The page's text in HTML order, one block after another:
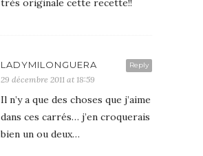
très originale cette recette!!
Reply
LADYMILONGUERA
29 décembre 2011 at 18:59
Il n’y a que des choses que j’aime
dans ces carrés… j’en croquerais
bien un ou deux…